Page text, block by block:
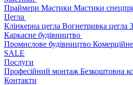
Праймери Мастики Мастики
Цегла
Клінкерна цегла Вогнетривка цегла
Каркасне будівництво
Промислове будівництво
SALE
Послуги
Професійний монтаж Безкоштовна
Контакти